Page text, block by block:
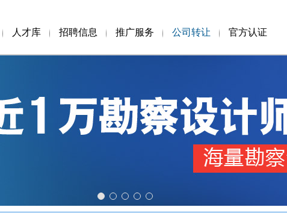
人才库 招聘信息 推广服务 公司转让 官方认证